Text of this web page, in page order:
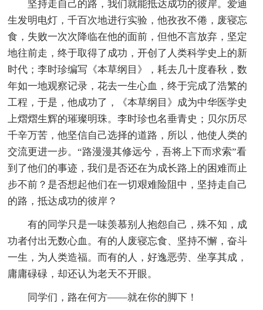
坚持走自己的路，我们就能抵达成功的彼岸。爱迪
生发明电灯，千百次地进行实验，他孜孜不倦，废寝忘
食，失败一次次降临在他的面前，但他不言放弃，坚定
地往前走，终于取得了成功，开创了人类科学史上的新
时代；李时珍编写《本草纲目》，耗去几十度春秋，数
年如一地观察记录，花去一生心血，终于完成了浩繁的
工程，于是，他成功了，《本草纲目》成为中华医学史
上熠熠生辉的璀璨明珠。李时珍也名垂青史；贝尔历尽
千辛万苦，他坚信自己选择的道路，所以，他使人类的
交流更进一步。“路漫漫其修远兮，吾将上下而求索”看
到了他们的事迹，我们是否还在为成长路上的困难而止
步不前？是否想起他们在一切艰难险阻中，坚持走自己
的路，抵达成功的彼岸？
有的同学只是一味羡慕别人抱怨自己，殊不知，成
功者付出无数心血。有的人废寝忘食、坚持不懈，奋斗
一生，为人类造福。而有的人，好逸恶劳、坐享其成，
庸庸碌碌，却还认为老天不开眼。
同学们，路在何方——就在你的脚下！